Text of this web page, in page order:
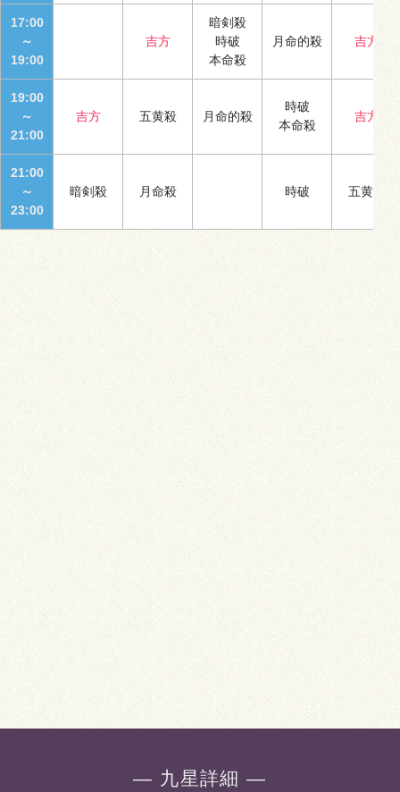
17:00
～
19:00
吉方
暗剣殺
時破
本命殺
月命的殺 吉方
19:00
～
21:00
吉方 五黄殺 月命的殺
時破
本命殺
吉方
21:00
～
23:00
暗剣殺 月命殺 時破 五黄殺
― 九星詳細 ―